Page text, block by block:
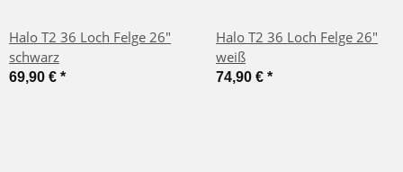
Halo T2 36 Loch Felge 26"
schwarz
69,90 € *
Halo T2 36 Loch Felge 26"
weiß
74,90 € *